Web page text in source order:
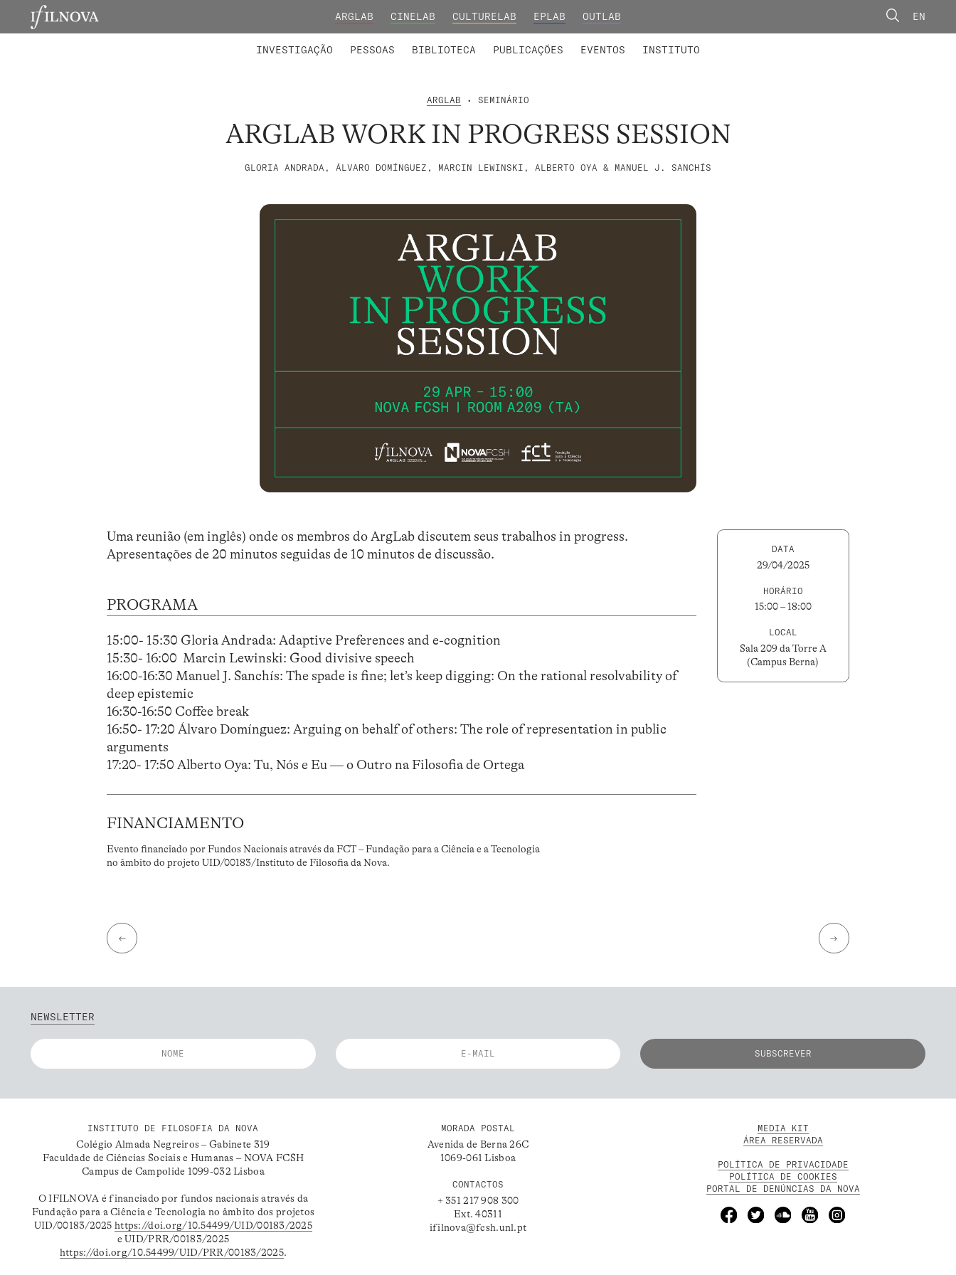
ARGLAB CINELAB CULTURELAB EPLAB OUTLAB EN
INVESTIGAÇÃO PESSOAS BIBLIOTECA PUBLICAÇÕES EVENTOS INSTITUTO
ARGLAB • SEMINÁRIO
ARGLAB WORK IN PROGRESS SESSION
GLORIA ANDRADA, ÁLVARO DOMÍNGUEZ, MARCIN LEWINSKI, ALBERTO OYA & MANUEL J. SANCHÍS
Uma reunião (em inglês) onde os membros do ArgLab discutem seus trabalhos in progress.
Apresentações de 20 minutos seguidas de 10 minutos de discussão.
PROGRAMA
15:00- 15:30 Gloria Andrada: Adaptive Preferences and e-cognition
15:30- 16:00 Marcin Lewinski: Good divisive speech
16:00-16:30 Manuel J. Sanchís: The spade is fine; let’s keep digging: On the rational resolvability of
deep epistemic
16:30-16:50 Coffee break
16:50- 17:20 Álvaro Domínguez: Arguing on behalf of others: The role of representation in public
arguments
17:20- 17:50 Alberto Oya: Tu, Nós e Eu — o Outro na Filosofia de Ortega
FINANCIAMENTO
Evento financiado por Fundos Nacionais através da FCT – Fundação para a Ciência e a Tecnologia
no âmbito do projeto UID/00183/Instituto de Filosofia da Nova.
DATA
29/04/2025
HORÁRIO
15:00 – 18:00
LOCAL
Sala 209 da Torre A
(Campus Berna)
← →
NEWSLETTER
INSTITUTO DE FILOSOFIA DA NOVA
Colégio Almada Negreiros – Gabinete 319
Faculdade de Ciências Sociais e Humanas – NOVA FCSH
Campus de Campolide 1099-032 Lisboa
O IFILNOVA é financiado por fundos nacionais através da
Fundação para a Ciência e Tecnologia no âmbito dos projetos
UID/00183/2025https://doi.org/10.54499/UID/00183/2025
e UID/PRR/00183/2025
https://doi.org/10.54499/UID/PRR/00183/2025.
MORADA POSTAL
Avenida de Berna 26C
1069-061 Lisboa
CONTACTOS
+ 351 217 908 300
Ext. 40311
ifilnova@fcsh.unl.pt
MEDIA KIT
ÁREA RESERVADA
POLÍTICA DE PRIVACIDADE
POLÍTICA DE COOKIES
PORTAL DE DENÚNCIAS DA NOVA